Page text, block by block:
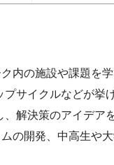
内の施設や課題を
サイクルなどが挙
解決策のアイデア
の開発、中高生や